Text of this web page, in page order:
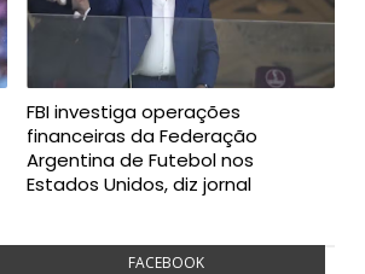
FBI investiga operações
financeiras da Federação
Argentina de Futebol nos
Estados Unidos, diz jornal
FACEBOOK